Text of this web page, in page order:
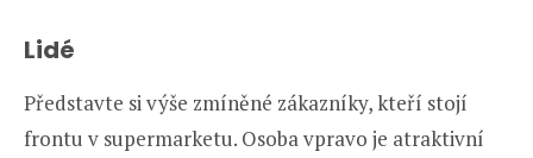
Lidé
Představte si výše zmíněné zákazníky, kteří stojí
frontu v supermarketu. Osoba vpravo je atraktivní